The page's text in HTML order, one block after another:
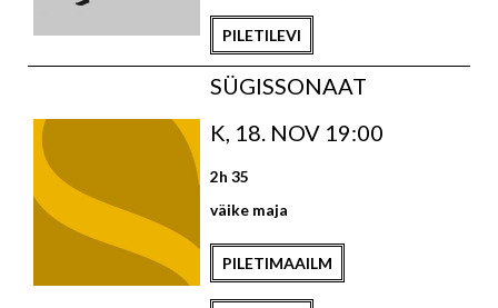
PILETILEVI
SÜGISSONAAT
K, 18. NOV 19:00
2h 35
väike maja
PILETIMAAILM